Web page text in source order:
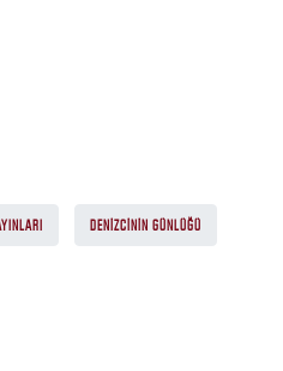
DENIZCININ GÜNLÜĞÜ